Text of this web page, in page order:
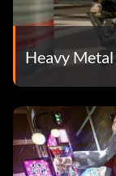
Heavy Metal